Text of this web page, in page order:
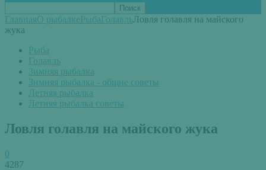
ГлавнаяО рыбалкеРыбаГолавльЛовля голавля на майского
жука
Рыба
Голавль
Зимняя рыбалка
Зимняя рыбалка - общие советы
Летняя рыбалка
Летняя рыбалка советы
Ловля голавля на майского жука
0
4287